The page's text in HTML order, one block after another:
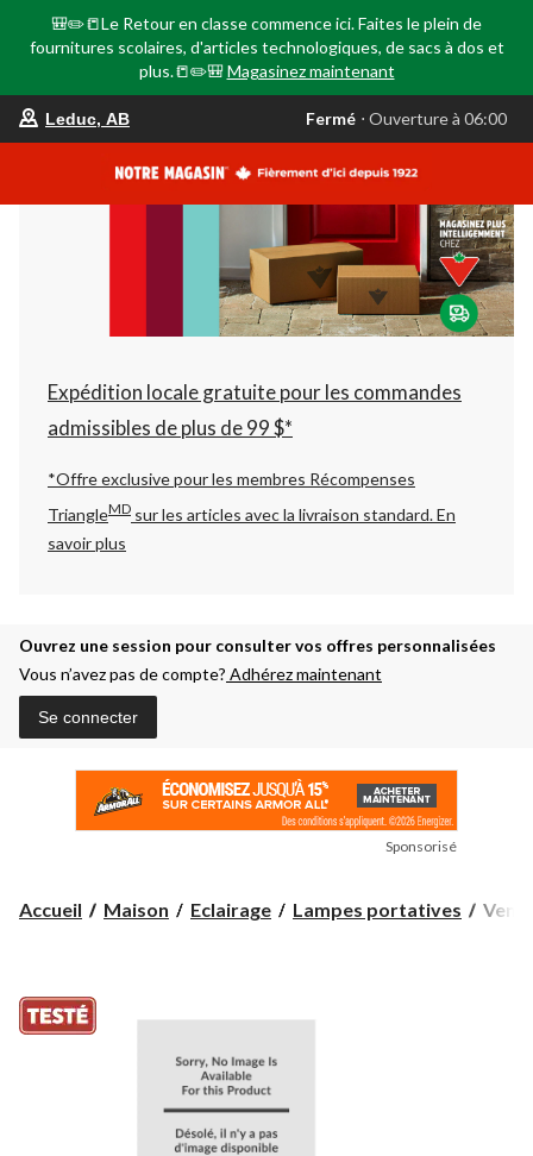
🎒✏️📒Le Retour en classe commence ici. Faites le plein de
fournitures scolaires, d'articles technologiques, de sacs à dos et
plus.📒✏️🎒 Magasinez maintenant
votre
est
AB,
Fermé,
Ouverture
à
06:00
changer
Leduc, AB Fermé ⋅ Ouverture à 06:00
Expédition locale gratuite pour les commandes
admissibles de plus de 99 $*
*Offre exclusive pour les membres Récompenses
TriangleMD sur les articles avec la livraison standard.En
savoir plus
Ouvrez une session pour consulter vos offres personnalisées
Vous n’avez pas de compte? Adhérez maintenant
Se connecter
Sponsorisé
Accueil Maison Eclairage Lampes portatives